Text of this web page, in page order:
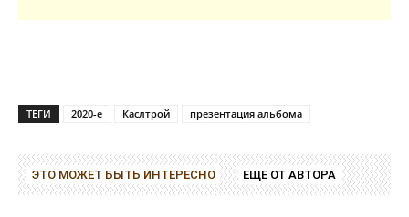
ТЕГИ 2020-е Каслтрой презентация альбома
ЭТО МОЖЕТ БЫТЬ ИНТЕРЕСНО ЕЩЕ ОТ АВТОРА